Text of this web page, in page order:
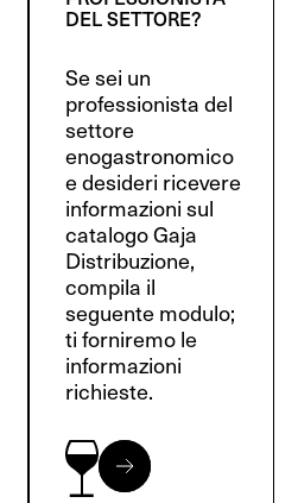
DEL SETTORE?
Se sei un
professionista del
settore
enogastronomico
e desideri ricevere
informazioni sul
catalogo Gaja
Distribuzione,
compila il
seguente modulo;
ti forniremo le
informazioni
richieste.